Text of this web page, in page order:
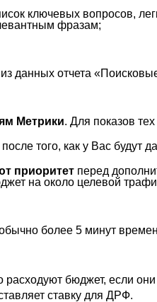
ключевых вопросов,
фразам;
данных отчета
Метрики. Для показов
того, как у Вас будут
приоритет перед
на около целевой
более 5 минут
бюджет, если
ставку для ДРФ.